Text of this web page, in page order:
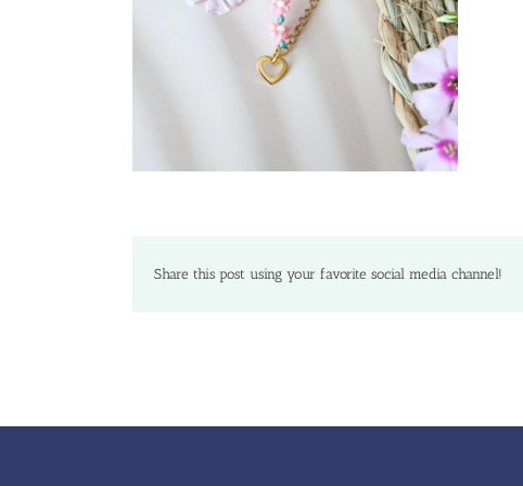
Share this post using your favorite social media channel!